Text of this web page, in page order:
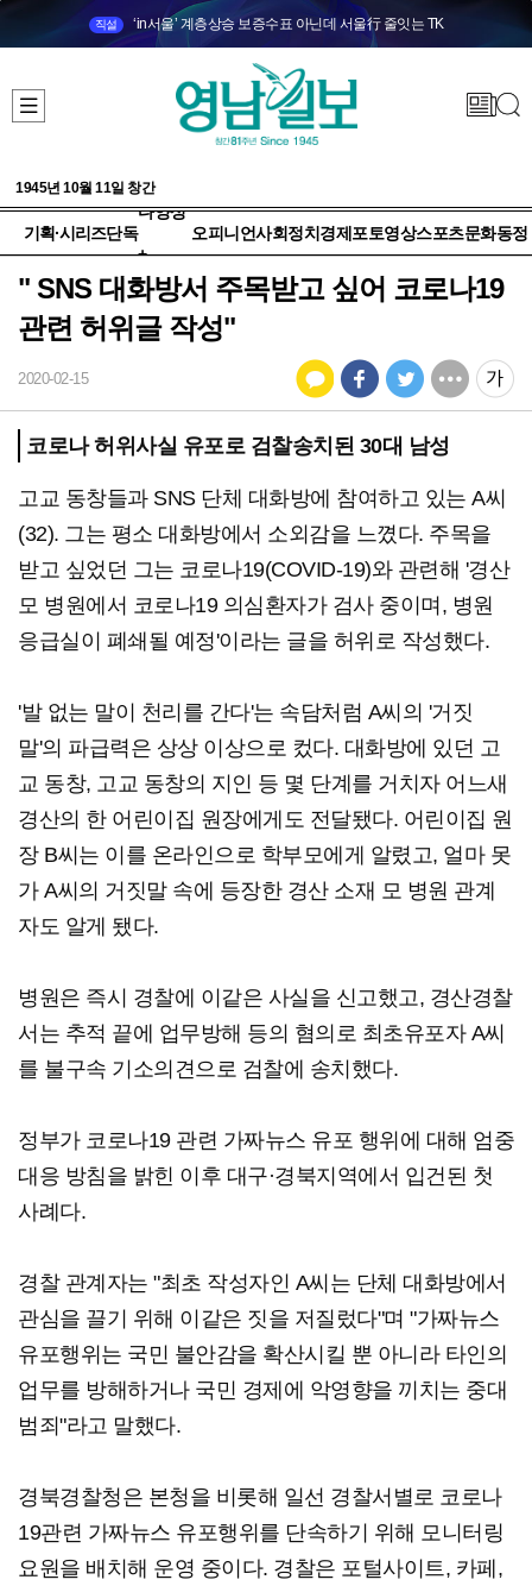
직설 ‘in서울’ 계층상승 보증수표 아닌데 서울行 줄잇는 TK
1945년 10월 11일 창간
기획·시리즈단독
다양성
+
오피니언사회정치 경제 포토영상스포츠문화동정
" SNS 대화방서 주목받고 싶어 코로나19
관련 허위글 작성"
2020-02-15
코로나 허위사실 유포로 검찰송치된 30대 남성
고교 동창들과 SNS 단체 대화방에 참여하고 있는 A씨
(32). 그는 평소 대화방에서 소외감을 느꼈다. 주목을
받고 싶었던 그는 코로나19(COVID-19)와 관련해 '경산
모 병원에서 코로나19 의심환자가 검사 중이며, 병원
응급실이 폐쇄될 예정'이라는 글을 허위로 작성했다.
'발 없는 말이 천리를 간다'는 속담처럼 A씨의 '거짓
말'의 파급력은 상상 이상으로 컸다. 대화방에 있던 고
교 동창, 고교 동창의 지인 등 몇 단계를 거치자 어느새
경산의 한 어린이집 원장에게도 전달됐다. 어린이집 원
장 B씨는 이를 온라인으로 학부모에게 알렸고, 얼마 못
가 A씨의 거짓말 속에 등장한 경산 소재 모 병원 관계
자도 알게 됐다.
병원은 즉시 경찰에 이같은 사실을 신고했고, 경산경찰
서는 추적 끝에 업무방해 등의 혐의로 최초유포자 A씨
를 불구속 기소의견으로 검찰에 송치했다.
정부가 코로나19 관련 가짜뉴스 유포 행위에 대해 엄중
대응 방침을 밝힌 이후 대구·경북지역에서 입건된 첫
사례다.
경찰 관계자는 "최초 작성자인 A씨는 단체 대화방에서
관심을 끌기 위해 이같은 짓을 저질렀다"며 "가짜뉴스
유포행위는 국민 불안감을 확산시킬 뿐 아니라 타인의
업무를 방해하거나 국민 경제에 악영향을 끼치는 중대
범죄"라고 말했다.
경북경찰청은 본청을 비롯해 일선 경찰서별로 코로나
19관련 가짜뉴스 유포행위를 단속하기 위해 모니터링
요원을 배치해 운영 중이다. 경찰은 포털사이트, 카페,